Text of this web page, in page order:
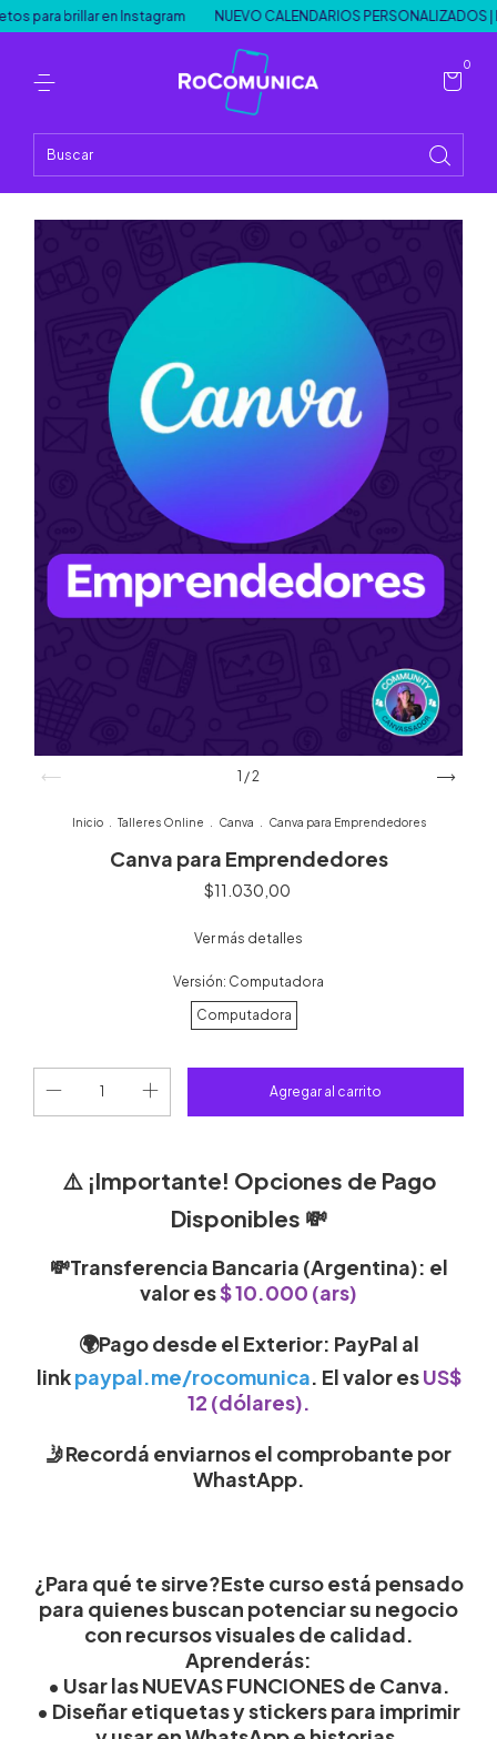
para brillar en Instagram NUEVO CALENDARIOS PERSONALIZADOS |
0
1 /2
Inicio Talleres Online Canva Canva para Emprendedores
Canva para Emprendedores
$11.030,00
Ver más detalles
Versión: Computadora
Computadora
⚠️ ¡Importante! Opciones de Pago
Disponibles 💸
💸Transferencia Bancaria (Argentina): el
valor es$ 10.000 (ars)
🌍Pago desde el Exterior: PayPal al
linkpaypal.me/rocomunica. El valor esUS$
12 (dólares).
🤳Recordá enviarnos el comprobante por
WhastApp.
¿Para qué te sirve?Este curso está pensado
para quienes buscan potenciar su negocio
con recursos visuales de calidad.
Aprenderás:
• Usar las NUEVAS FUNCIONES de Canva.
• Diseñar etiquetas y stickers para imprimir